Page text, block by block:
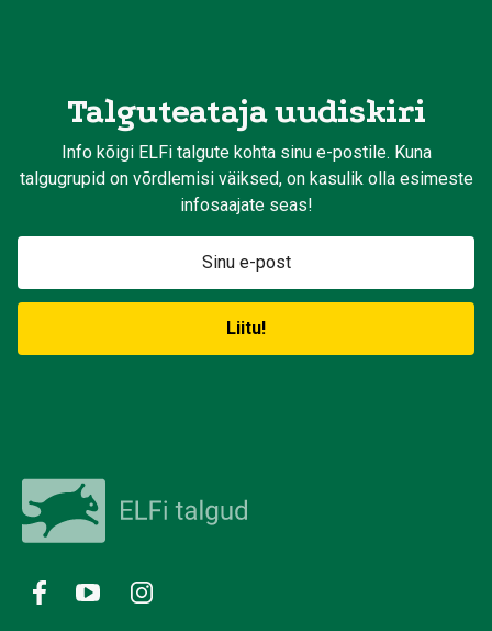
Talguteataja uudiskiri
Info kõigi ELFi talgute kohta sinu e-postile. Kuna
talgugrupid on võrdlemisi väiksed, on kasulik olla esimeste
infosaajate seas!